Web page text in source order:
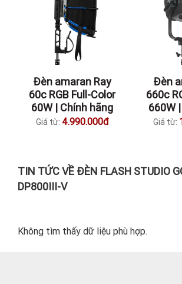
Đèn amaran Ray
60c RGB Full-Color
60W | Chính hãng
Giá từ: 4.990.000đ
Đèn
660c
660W
Giá từ:
TIN TỨC VỀ ĐÈN FLASH STUDIO
DP800III-V
Không tìm thấy dữ liệu phù hợp.